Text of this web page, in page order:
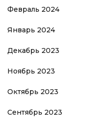
Февраль 2024
Январь 2024
Декабрь 2023
Ноябрь 2023
Октябрь 2023
Сентябрь 2023